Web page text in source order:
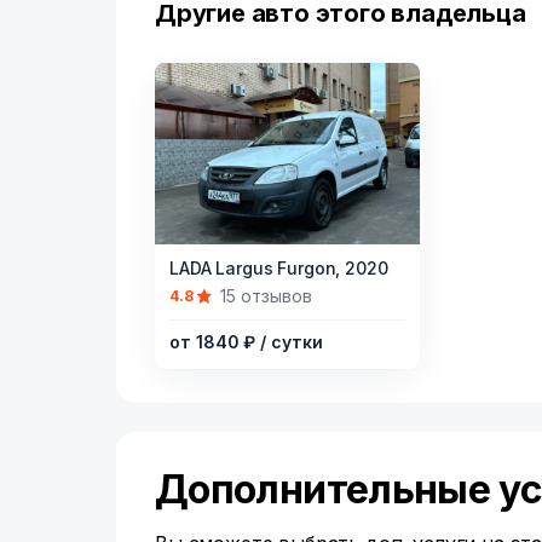
Другие авто этого владельца
Item
LADA Largus Furgon, 2020
4.8 15 отзывов
от 1840 ₽ / сутки
Дополнительные